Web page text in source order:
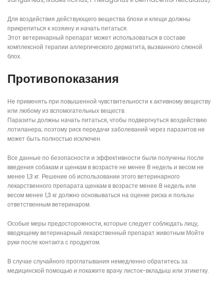
Для воздействия действующего вещества блохи и клещи должны
прикрепиться к хозяину и начать питаться.
Этот ветеринарный препарат может использоваться в составе
комплексной терапии аллергического дерматита, вызванного слюной
блох.
Противопоказания
Не применять при повышенной чувствительности к активному веществу
или любому из вспомогательных веществ.
Паразиты должны начать питаться, чтобы подвергнуться воздействию
лотиланера; поэтому риск передачи заболеваний через паразитов не
может быть полностью исключен.
Все данные по безопасности и эффективности были получены после
введения собакам и щенкам в возрасте не менее 8 недель и весом не
менее 1,3 кг. Решение об использовании этого ветеринарного
лекарственного препарата щенкам в возрасте менее 8 недель или
весом менее 1,3 кг должно основываться на оценке риска и пользы
ответственным ветеринаром.
Особые меры предосторожности, которые следует соблюдать лицу,
вводящему ветеринарный лекарственный препарат животным Мойте
руки после контакта с продуктом.
В случае случайного проглатывания немедленно обратитесь за
медицинской помощью и покажите врачу листок-вкладыш или этикетку.